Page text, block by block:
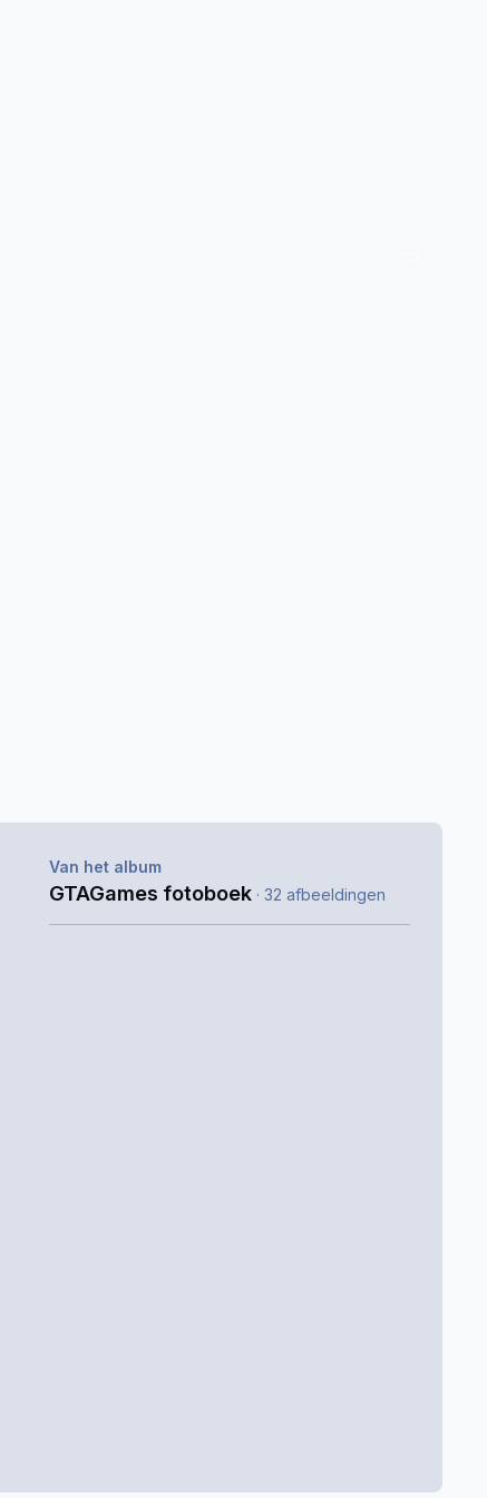
Van het album
GTAGames fotoboek · 32 afbeeldingen